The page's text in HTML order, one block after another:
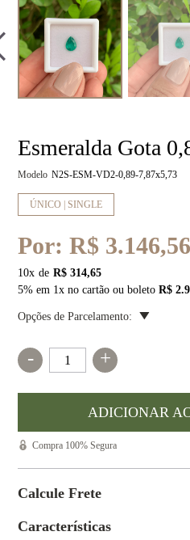
Características
Esmeralda Gota
Modelo N2S-ESM-VD2-0,89-7,87x5,73
ÚNICO | SINGLE
Por:R$ 3.146,56
10x
R$ 314,65
5% em 1x no cartão ou boletoR$
Opções de Parcelamento:
- +
Compra 100% Segura
Calcule Frete